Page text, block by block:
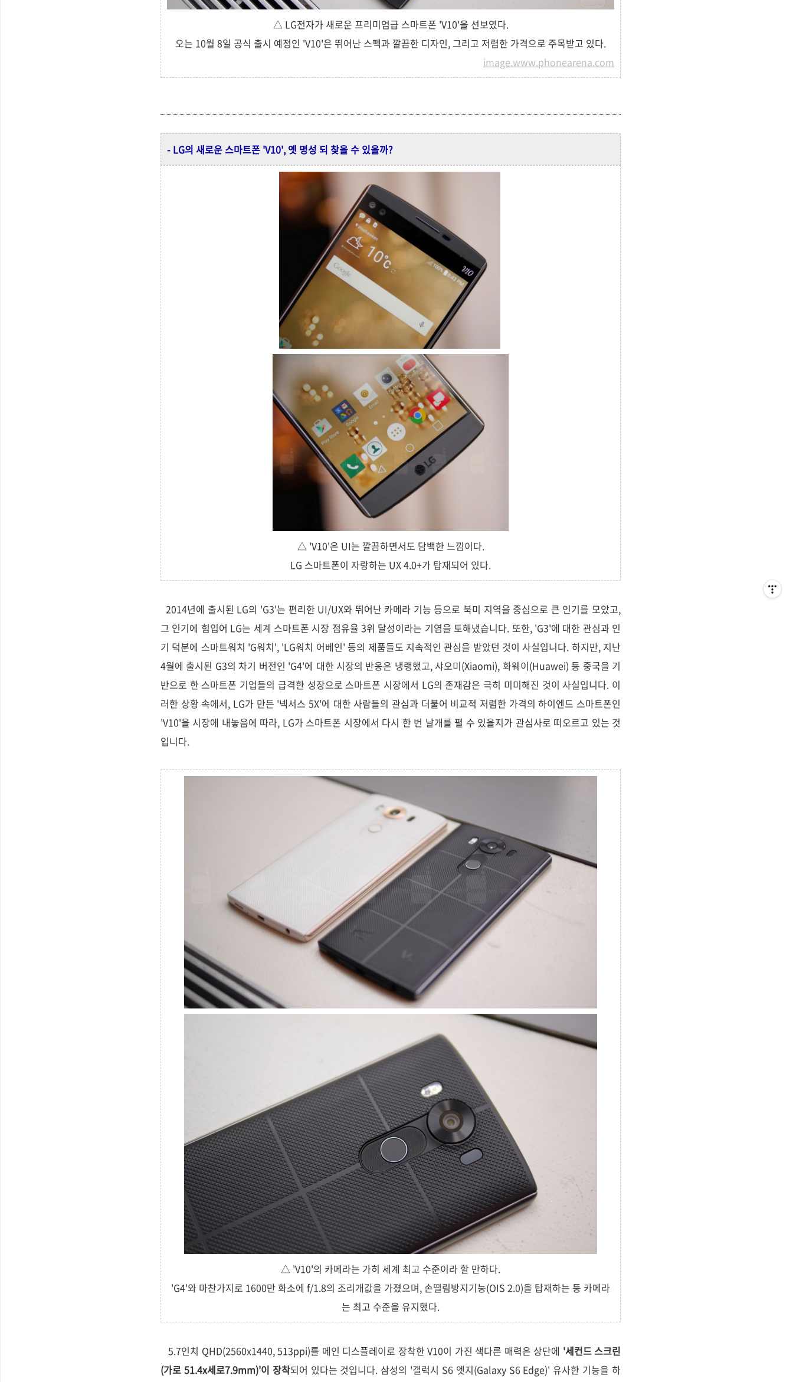
△ LG전자가 새로운 프리미엄급 스마트폰 'V10'을 선보였다.
오는 10월 8일 공식 출시 예정인 'V10'은 뛰어난 스펙과 깔끔한 디자인, 그리고 저렴한 가격으로 주목받고 있다.
image.www.phonearena.com
- LG의 새로운 스마트폰 'V10', 옛 명성 되 찾을 수 있을까?
△ 'V10'은 UI는 깔끔하면서도 담백한 느낌이다.
LG 스마트폰이 자랑하는 UX 4.0+가 탑재되어 있다.
2014년에 출시된 LG의 'G3'는 편리한 UI/UX와 뛰어난 카메라 기능 등으로 북미 지역을 중심으로 큰 인기를 모았고,
그 인기에 힘입어 LG는 세계 스마트폰 시장 점유율 3위 달성이라는 기염을 토해냈습니다. 또한, 'G3'에 대한 관심과 인
기 덕분에 스마트워치 'G워치', 'LG워치 어베인' 등의 제품들도 지속적인 관심을 받았던 것이 사실입니다. 하지만, 지난
4월에 출시된 G3의 차기 버전인 'G4'에 대한 시장의 반응은 냉랭했고, 샤오미(Xiaomi), 화웨이(Huawei) 등 중국을 기
반으로 한 스마트폰 기업들의 급격한 성장으로 스마트폰 시장에서 LG의 존재감은 극히 미미해진 것이 사실입니다. 이
러한 상황 속에서, LG가 만든 '넥서스 5X'에 대한 사람들의 관심과 더불어 비교적 저렴한 가격의 하이엔드 스마트폰인
'V10'을 시장에 내놓음에 따라, LG가 스마트폰 시장에서 다시 한 번 날개를 펼 수 있을지가 관심사로 떠오르고 있는 것
입니다.
△ 'V10'의 카메라는 가히 세계 최고 수준이라 할 만하다.
'G4'와 마찬가지로 1600만 화소에 f/1.8의 조리개값을 가졌으며, 손떨림방지기능(OIS 2.0)을 탑재하는 등 카메라
는 최고 수준을 유지했다.
5.7인치 QHD(2560x1440, 513ppi)를 메인 디스플레이로 장착한 V10이 가진 색다른 매력은 상단에 '세컨드 스크린
(가로 51.4x세로7.9mm)'이 장착되어 있다는 것입니다. 삼성의 '갤럭시 S6 엣지(Galaxy S6 Edge)' 유사한 기능을 하